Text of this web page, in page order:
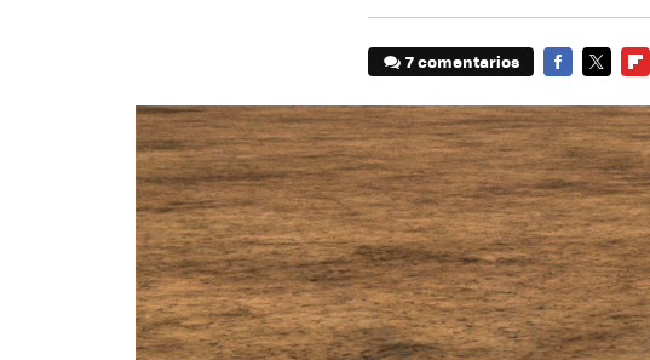
7 comentarios